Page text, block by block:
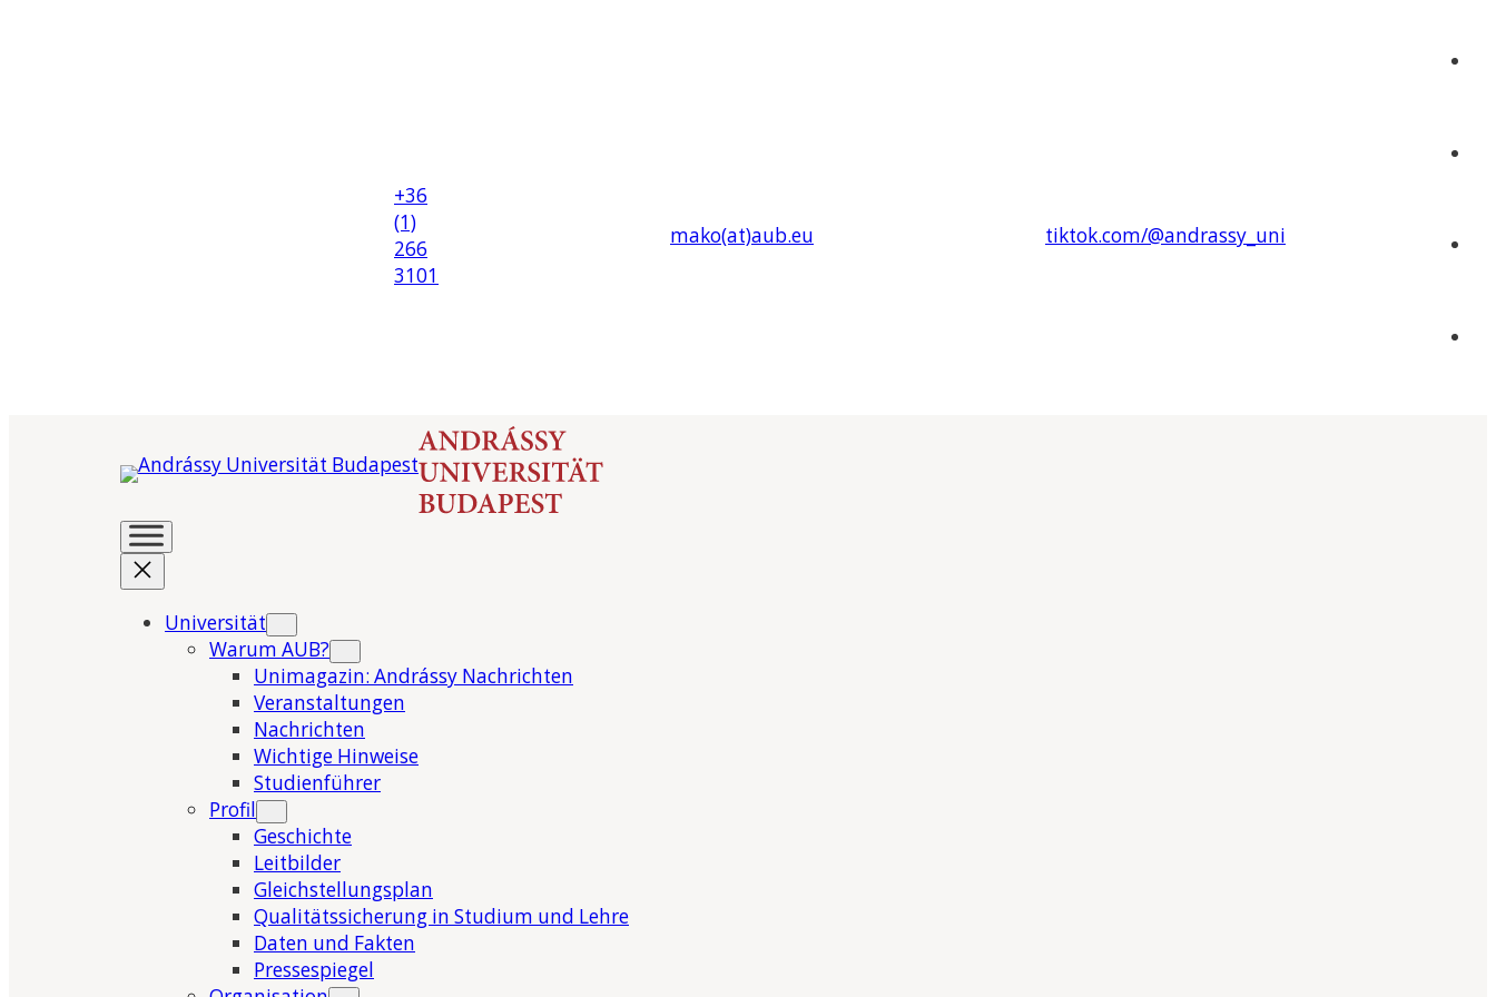
+36
(1)
266
3101
mako(at)aub.eu tiktok.com/@andrassy_uni
Universität
Warum AUB?
Unimagazin: Andrássy Nachrichten
Veranstaltungen
Nachrichten
Wichtige Hinweise
Studienführer
Profil
Geschichte
Leitbilder
Gleichstellungsplan
Qualitätssicherung in Studium und Lehre
Daten und Fakten
Pressespiegel